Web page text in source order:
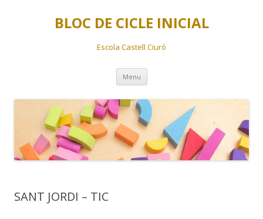
BLOC DE CICLE INICIAL
Escola Castell Ciuró
Menu Skip
content
SANT JORDI – TIC